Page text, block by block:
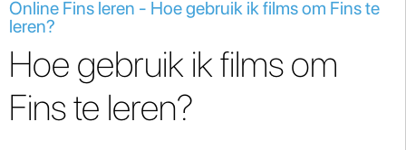
Online Fins leren - Hoe gebruik ik films om Fins te
leren?
Hoe gebruik ik films om
Fins te leren?